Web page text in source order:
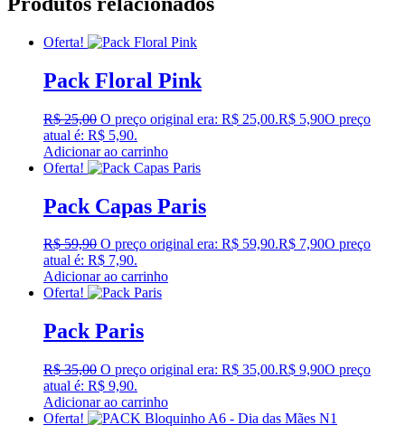
Oferta!
Pack Floral Pink
R$25,00 O preço original era: R$ 25,00.R$ 5,90O preço
atual é: R$ 5,90.
Adicionar ao carrinho
Oferta!
Pack Capas Paris
R$59,90 O preço original era: R$ 59,90.R$ 7,90O preço
atual é: R$ 7,90.
Adicionar ao carrinho
Oferta!
Pack Paris
R$35,00 O preço original era: R$ 35,00.R$ 9,90O preço
atual é: R$ 9,90.
Adicionar ao carrinho
Oferta!